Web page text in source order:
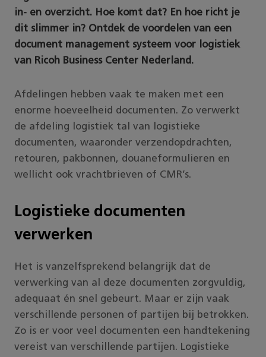
in- en overzicht. Hoe komt dat? En hoe richt je
dit slimmer in? Ontdek de voordelen van een
document management systeem voor logistiek
van Ricoh Business Center Nederland.
Afdelingen hebben vaak te maken met een
enorme hoeveelheid documenten. Zo verwerkt
de afdeling logistiek tal van logistieke
documenten, waaronder verzendopdrachten,
retouren, pakbonnen, douaneformulieren en
wellicht ook vrachtbrieven of CMR’s.
Logistieke documenten
verwerken
Het is vanzelfsprekend belangrijk dat de
verwerking van al deze documenten zorgvuldig,
adequaat én snel gebeurt. Maar er zijn vaak
verschillende personen of partijen bij betrokken.
Zo is er voor veel documenten een handtekening
vereist van verschillende partijen. Logistieke